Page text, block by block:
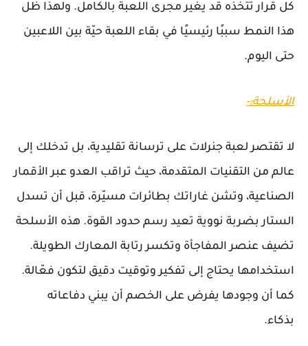
كل قرار تتخذه قد يغير مجرى اللعبة بالكامل. ولهذا ظل
هذا النمط سببًا رئيسيًا في بقاء اللعبة حيّة بين اللاعبين
حتى اليوم.
الأسلحة:-
لا تقتصر لعبة جنرلات على ترسانة تقليدية، بل تدخلك إلى
عالم من التقنيات المتقدمة، حيث تراقب العدو عبر الأقمار
الصناعية، وتشن غاراتك بطائرات مسيّرة، قبل أن تسدل
الستار بضربة نووية تعيد رسم حدود القوة. هذه الأسلحة
تضيف عنصر المفاجأة وتكسر رتابة المعارك الطويلة.
استخدامها يحتاج إلى تفكير وتوقيت دقيق لتكون فعّالة.
كما أن وجودها يفرض على الخصم أن يبني دفاعاته
بذكاء.